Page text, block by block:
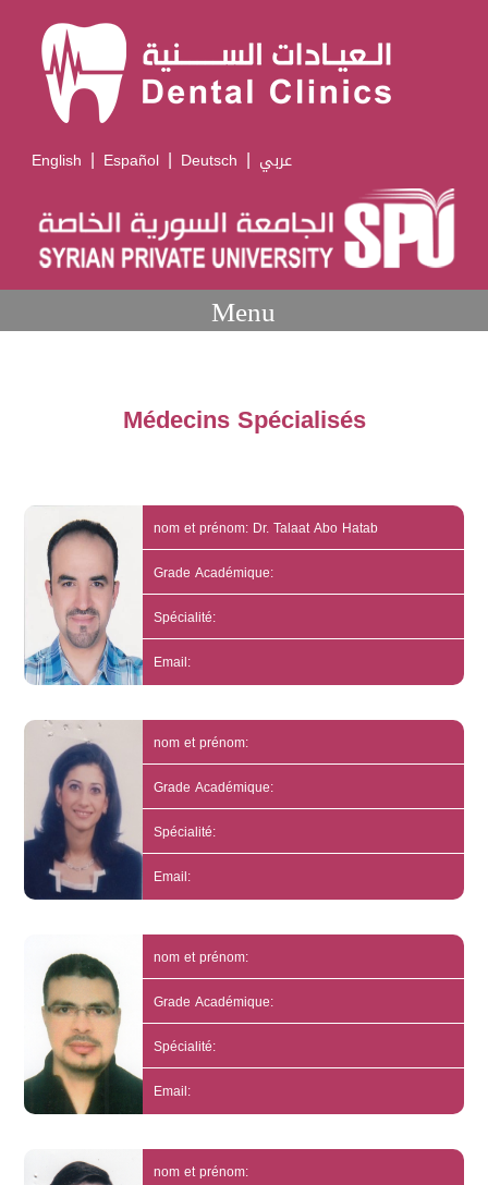
English | Español | Deutsch | عربي
Menu
Médecins Spécialisés
nom et prénom: Dr. Talaat Abo Hatab
Grade Académique:
Spécialité:
Email:
nom et prénom:
Grade Académique:
Spécialité:
Email:
nom et prénom:
Grade Académique:
Spécialité:
Email:
nom et prénom: